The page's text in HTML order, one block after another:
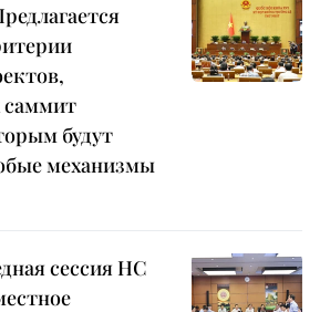
будут
механизмы
сессия НС